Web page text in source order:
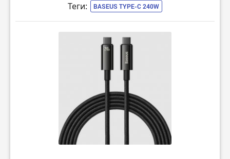
Теги: BASEUS TYPE-C 240W